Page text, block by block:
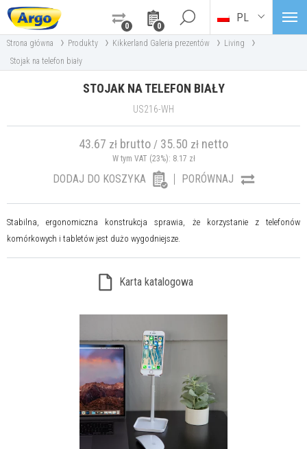
0
0
PL
Strona główna › Produkty › Kikkerland Galeria prezentów › Living ›
Stojak na telefon biały
STOJAK NA TELEFON BIAŁY
US216-WH
43.67 zł brutto / 35.50 zł netto
W tym VAT (23%): 8.17 zł
DODAJ DO KOSZYKA PORÓWNAJ
Stabilna, ergonomiczna konstrukcja sprawia, że ​​korzystanie z telefonów
komórkowych i tabletów jest dużo wygodniejsze.
Karta katalogowa